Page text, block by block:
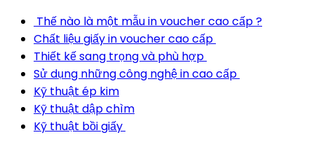
Thế nào là một mẫu in voucher cao cấp ?
Chất liệu giấy in voucher cao cấp
Thiết kế sang trọng và phù hợp
Sử dụng những công nghệ in cao cấp
Kỹ thuật ép kim
Kỹ thuật dập chìm
Kỹ thuật bồi giấy